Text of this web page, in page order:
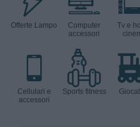
Offerte Lampo
Computer
accessori
Tv e
Cellulari e
accessori
Sports fitness